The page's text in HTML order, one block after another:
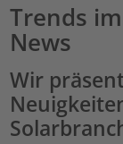
Trends
News
Wir